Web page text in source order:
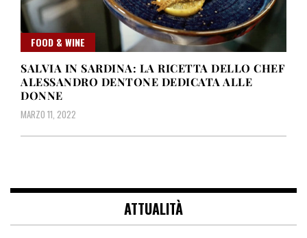
FOOD & WINE
SALVIA IN SARDINA: LA RICETTA DELLO CHEF
ALESSANDRO DENTONE DEDICATA ALLE
DONNE
MARZO 11, 2022
ATTUALITÀ